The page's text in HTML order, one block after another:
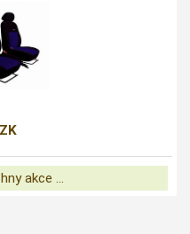
akce ...